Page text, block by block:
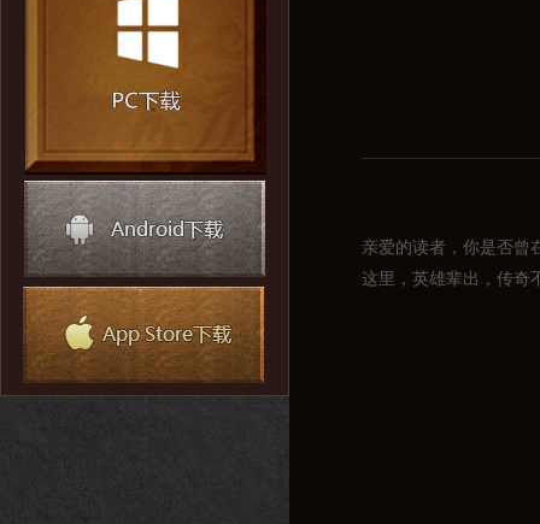
亲爱的读者，你是否
这里，英雄辈出，传奇